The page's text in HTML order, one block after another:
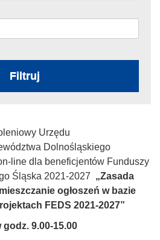
Filtruj
Urzędu
Dolnośląskiego
line dla beneficjentów Funduszy
Śląska 2021-2027 „Zasada
ogłoszeń w bazie
FEDS 2021-2027”
godz. 9.00-15.00